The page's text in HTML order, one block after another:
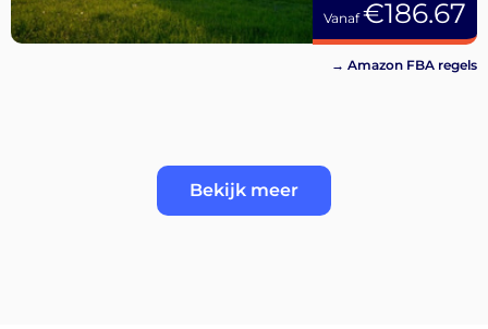
Vanaf€186.67
→ Amazon FBA regels
Bekijk meer